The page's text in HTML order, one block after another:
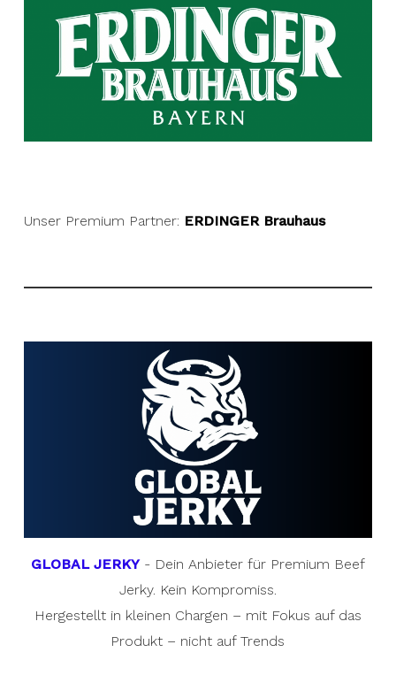
Unser Premium Partner: ERDINGER Brauhaus
GLOBAL JERKY- Dein Anbieter für Premium Beef
Jerky. Kein Kompromiss.
Hergestellt in kleinen Chargen – mit Fokus auf das
Produkt – nicht auf Trends